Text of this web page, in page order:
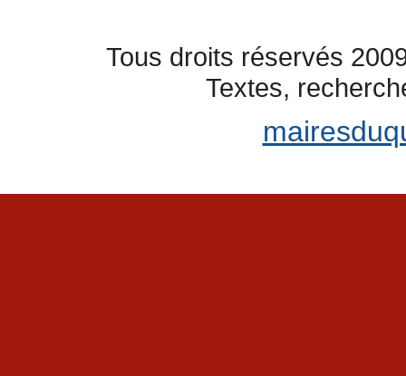
Tous droits réservés
Textes,